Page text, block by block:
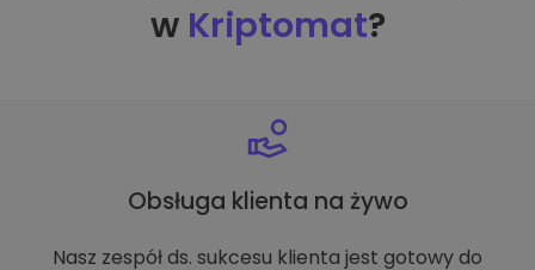
w Kriptomat?
Obsługa klienta na żywo
Nasz zespół ds. sukcesu klienta jest gotowy do